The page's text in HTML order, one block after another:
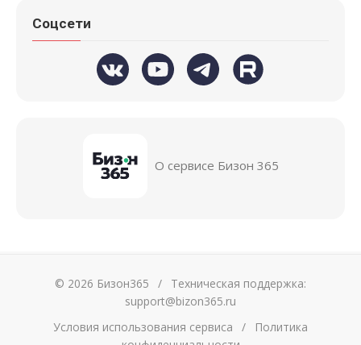
Соцсети
О сервисе Бизон 365
© 2026 Бизон365 /
Техническая поддержка:
support@bizon365.ru
Условия использования сервиса
/
Политика